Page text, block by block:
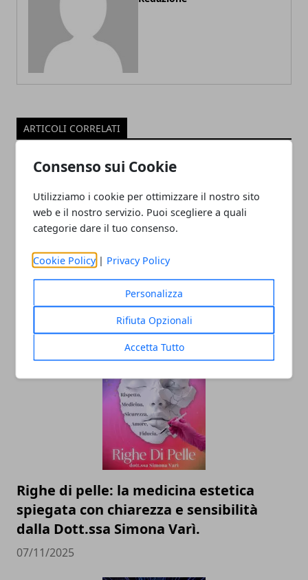
Consenso sui Cookie
Utilizziamo i cookie per ottimizzare il nostro sito
web e il nostro servizio. Puoi scegliere a quali
categorie dare il tuo consenso.
Cookie Policy | Privacy Policy
Personalizza
Rifiuta Opzionali
Accetta Tutto
ARTICOLI CORRELATI
Il professor Nuzzolese, a Torino come a
Bari: scienza e diritti umani nel nome
dell’identità perduta
Righe di pelle: la medicina estetica
spiegata con chiarezza e sensibilità
dalla Dott.ssa Simona Varì.
07/11/2025